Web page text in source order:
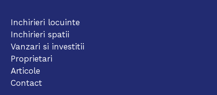
Inchirieri locuinte
Inchirieri spatii
Vanzari si investitii
Proprietari
Articole
Contact